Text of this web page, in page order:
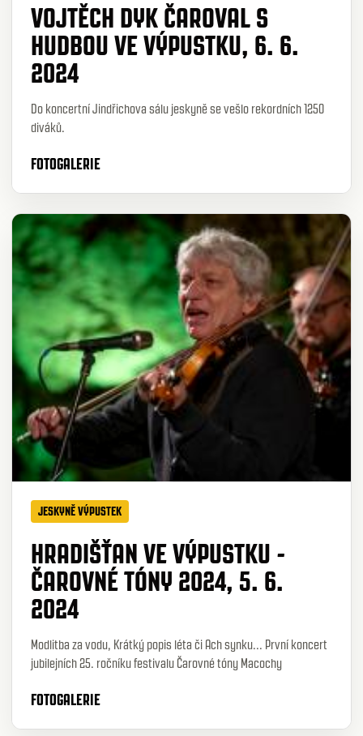
VOJTĚCH DYK ČAROVAL S
HUDBOU VE VÝPUSTKU, 6. 6.
2024
Do koncertní Jindřichova sálu jeskyně se vešlo rekordních 1250
diváků.
FOTOGALERIE
JESKYNĚ VÝPUSTEK
HRADIŠŤAN VE VÝPUSTKU -
ČAROVNÉ TÓNY 2024, 5. 6.
2024
Modlitba za vodu, Krátký popis léta či Ach synku... První koncert
jubilejních 25. ročníku festivalu Čarovné tóny Macochy
FOTOGALERIE